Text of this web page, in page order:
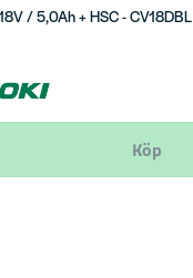
/ 5,0Ah + HSC - CV18DBL
Köp